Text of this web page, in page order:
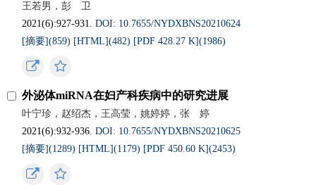
王若男，彭 卫
2021(6):927-931.DOI: 10.7655/NYDXBNS20210624
[摘要](859) [HTML](482) [PDF 428.27 K](1986)
外泌体miRNA在妇产科疾病中的研究进展
叶宁珍，赵绍杰，王高莹，姚婷婷，张 婷
2021(6):932-936.DOI: 10.7655/NYDXBNS20210625
[摘要](1289) [HTML](1179) [PDF 450.60 K](2453)